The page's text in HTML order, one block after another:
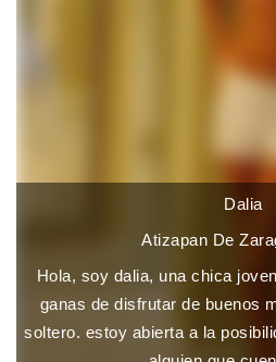
Dalia
Atizapan De
Hola, soy dalia, una chica
ganas de disfrutar de buenos
soltero. estoy abierta a la